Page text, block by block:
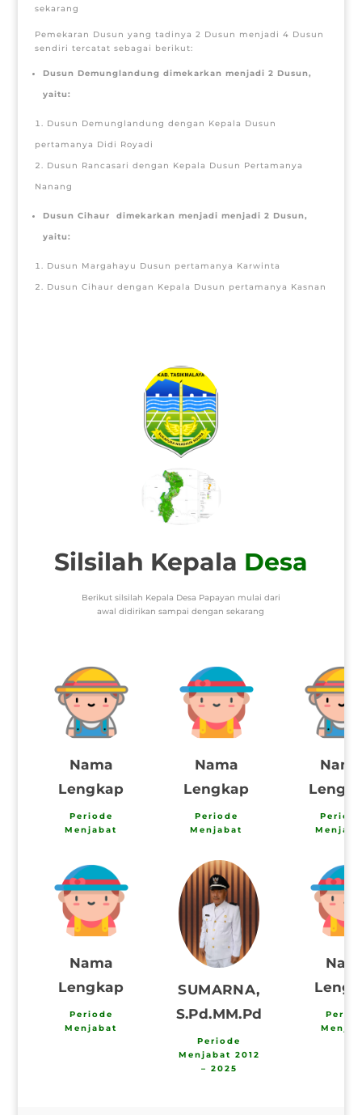
sekarang
Pemekaran Dusun yang tadinya 2 Dusun menjadi 4 Dusun
sendiri tercatat sebagai berikut:
Dusun Demunglandung dimekarkan menjadi 2 Dusun,
yaitu:
Dusun Demunglandung dengan Kepala Dusun
pertamanya Didi Royadi
Dusun Rancasari dengan Kepala Dusun Pertamanya
Nanang
Dusun Cihaur dimekarkan menjadi menjadi 2 Dusun,
yaitu:
Dusun Margahayu Dusun pertamanya Karwinta
Dusun Cihaur dengan Kepala Dusun pertamanya Kasnan
Silsilah Kepala Desa
Berikut silsilah Kepala Desa Papayan mulai dari
awal didirikan sampai dengan sekarang
Nama
Lengkap
Periode
Menjabat
Nama
Lengkap
Periode
Menjabat
Nama
Lengkap
Periode
Menjabat
SUMARNA,
S.Pd.MM.Pd
Periode
Menjabat 2012
– 2025